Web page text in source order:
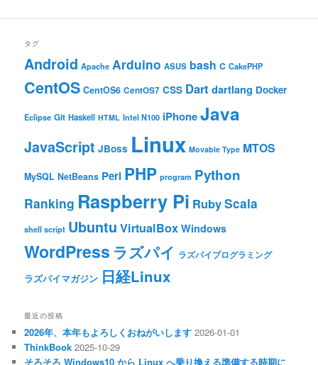
タグ
Android Apache Arduino ASUS bash C CakePHP
CentOS CentOS6 CentOS7 CSS Dart dartlang Docker
Eclipse Git Haskell HTML Intel N100 iPhoneJava
JavaScript JBoss Linux Movable Type MTOS
MySQL NetBeans Perl PHP program Python
Ranking Raspberry Pi RubyScala
shell script Ubuntu VirtualBox Windows
WordPress ラズパイ ラズパイプログラミング
ラズパイマガジン 日経Linux
最近の投稿
2026年、本年もよろしくおねがいします 2026-01-01
ThinkBook 2025-10-29
そろそろ Windows10 から Linux へ乗り換える準備する時期に